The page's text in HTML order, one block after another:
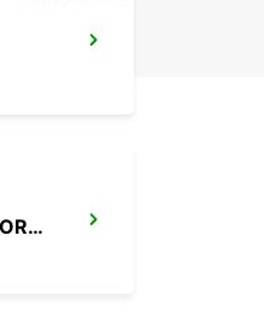
SKELLEFTEA FALMARK AIRPORT - IKC